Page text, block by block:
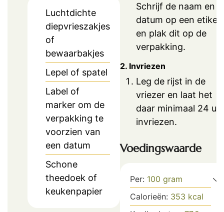
Luchtdichte
diepvrieszakjes
of
bewaarbakjes
Lepel of spatel
Label of
marker om de
verpakking te
voorzien van
een datum
Schone
theedoek of
keukenpapier
Schrijf de naam en
datum op een etiket
en plak dit op de
verpakking.
2. Invriezen
Leg de rijst in de
vriezer en laat het
daar minimaal 24
invriezen.
Voedingswaarde
Per: 100 gram
Calorieën: 353 kcal